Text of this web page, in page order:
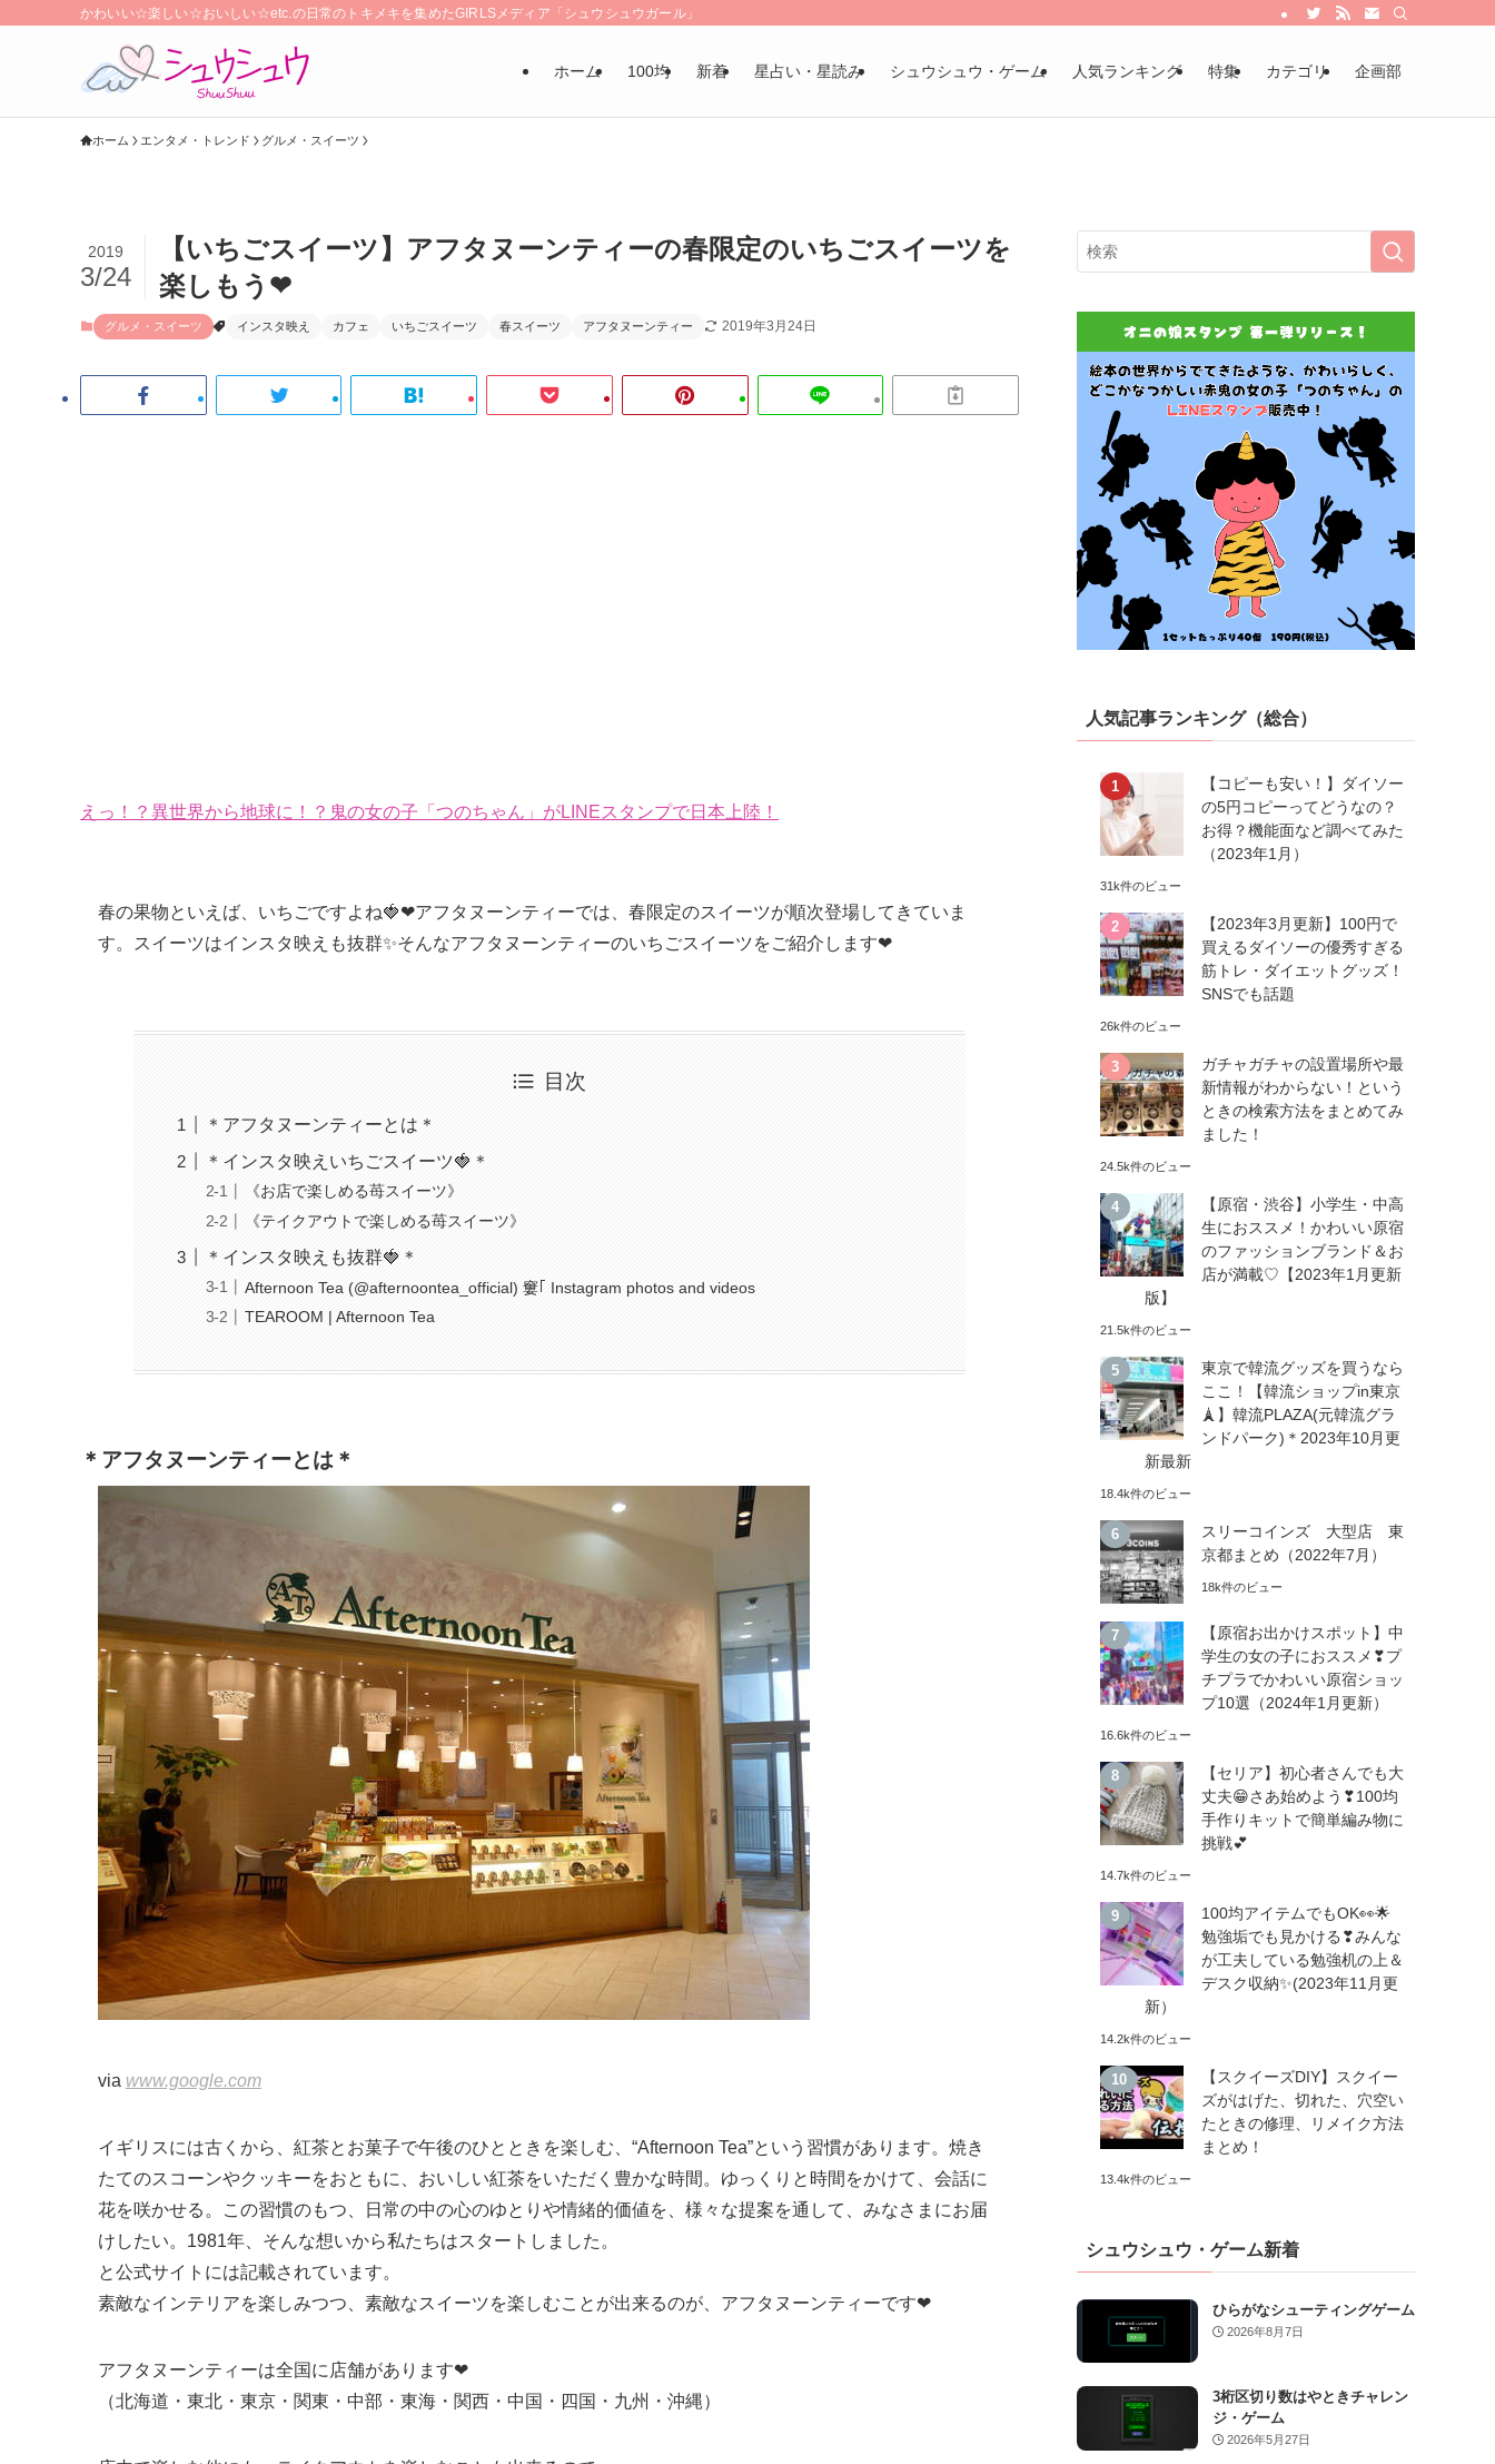
かわいい☆楽しい☆おいしい☆etc.の日常のトキメキを集めたGIRLSメディア「シュウシュウガール」
ホーム 100均 新着 星占い・星読み シュウシュウ・ゲーム 人気ランキング 特集 カテゴリ 企画部
ホーム エンタメ・トレンド グルメ・スイーツ
【いちごスイーツ】アフタヌーンティーの春限定のいちごスイーツを
楽しもう❤
2019
3/24
グルメ・スイーツ インスタ映え カフェ いちごスイーツ 春スイーツ アフタヌーンティー 2019年3月24日
えっ！？異世界から地球に！？鬼の女の子「つのちゃん」がLINEスタンプで日本上陸！
春の果物といえば、いちごですよね🍓❤アフタヌーンティーでは、春限定のスイーツが順次登場してきていま
す。スイーツはインスタ映えも抜群✨そんなアフタヌーンティーのいちごスイーツをご紹介します❤
目次
＊アフタヌーンティーとは＊
＊インスタ映えいちごスイーツ🍓＊
《お店で楽しめる苺スイーツ》
《テイクアウトで楽しめる苺スイーツ》
＊インスタ映えも抜群🍓＊
Afternoon Tea (@afternoontea_official) 窶｢ Instagram photos and videos
TEAROOM | Afternoon Tea
＊アフタヌーンティーとは＊
via www.google.com
イギリスには古くから、紅茶とお菓子で午後のひとときを楽しむ、“Afternoon Tea”という習慣があります。焼き
たてのスコーンやクッキーをおともに、おいしい紅茶をいただく豊かな時間。ゆっくりと時間をかけて、会話に
花を咲かせる。この習慣のもつ、日常の中の心のゆとりや情緒的価値を、様々な提案を通して、みなさまにお届
けしたい。1981年、そんな想いから私たちはスタートしました。
と公式サイトには記載されています。
素敵なインテリアを楽しみつつ、素敵なスイーツを楽しむことが出来るのが、アフタヌーンティーです❤
アフタヌーンティーは全国に店舗があります❤
（北海道・東北・東京・関東・中部・東海・関西・中国・四国・九州・沖縄）
人気記事ランキング（総合）
【コピーも安い！】ダイソー
の5円コピーってどうなの？
お得？機能面など調べてみた
（2023年1月）
31k件のビュー
【2023年3月更新】100円で
買えるダイソーの優秀すぎる
筋トレ・ダイエットグッズ！
SNSでも話題
26k件のビュー
ガチャガチャの設置場所や最
新情報がわからない！という
ときの検索方法をまとめてみ
ました！
24.5k件のビュー
【原宿・渋谷】小学生・中高
生におススメ！かわいい原宿
のファッションブランド＆お
店が満載♡【2023年1月更新
版】
21.5k件のビュー
東京で韓流グッズを買うなら
ここ！【韓流ショップin東京
🗼】韓流PLAZA(元韓流グラ
ンドパーク)＊2023年10月更
新最新
18.4k件のビュー
スリーコインズ 大型店 東
京都まとめ（2022年7月）
18k件のビュー
【原宿お出かけスポット】中
学生の女の子におススメ❣プ
チプラでかわいい原宿ショッ
プ10選（2024年1月更新）
16.6k件のビュー
【セリア】初心者さんでも大
丈夫😁さあ始めよう❣100均
手作りキットで簡単編み物に
挑戦💕
14.7k件のビュー
100均アイテムでもOK👀🌟
勉強垢でも見かける❣みんな
が工夫している勉強机の上＆
デスク収納✨(2023年11月更
新）
14.2k件のビュー
【スクイーズDIY】スクイー
ズがはげた、切れた、穴空い
たときの修理、リメイク方法
まとめ！
13.4k件のビュー
シュウシュウ・ゲーム新着
ひらがなシューティングゲーム
2026年8月7日
3桁区切り数はやときチャレン
ジ・ゲーム
2026年5月27日